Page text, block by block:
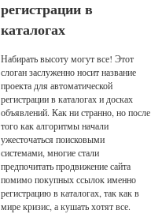
регистрации в
каталогах
Набирать высоту могут все! Этот
слоган заслуженно носит название
проекта для автоматической
регистрации в каталогах и досках
объявлений. Как ни странно, но после
того как алгоритмы начали
ужесточаться поисковыми
системами, многие стали
предпочитать продвижение сайта
помимо покупных ссылок именно
регистрацию в каталогах, так как в
мире кризис, а кушать хотят все.